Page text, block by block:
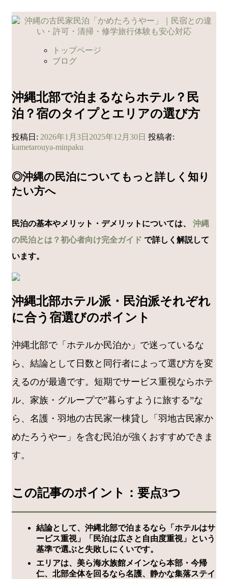
コ
ン
キ
ッ
プ
トップページ
ブログ
沖縄北部で泊まるならホテル？民
泊？宿のタイプとエリアの選び方
投稿日: 2026年1月3日 2025年12月30日 投稿者:
kametarouya-minpaku
◎沖縄の民泊についてもっと詳しく知り
たい方へ
民泊の基本やメリット・デメリットについては、 沖縄
の民泊とは？初心者向け完全ガイド で詳しく解説して
います。
沖縄北部ホテル派・民泊派それぞれ
に合う宿選びのポイント
沖縄北部で「ホテルか民泊か」で迷っているな
ら、結論として日数と同行者によって選び方を変
えるのが最適です。短期でサービス重視ならホテ
ル、家族・グループで”暮らすように旅する”な
ら、名護・羽地の古民家一棟貸し「羽地古民家か
めたろうやー」を含む民泊が強くおすすめできま
す。
この記事のポイント：要点3つ
結論として、沖縄北部で泊まるなら「ホテルはサ
ービス重視」「民泊は広さと自由度重視」という
基準で選ぶと失敗しにくいです。
エリアは、美ら海水族館メインなら本部・今帰
仁、北部全体を回るなら名護、静かな集落ステイ